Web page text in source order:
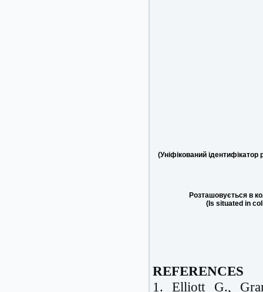
(Уніфікований ідентифікатор
Розташовується в
(Is situated in
REFERENCES
1. Elliott G.,